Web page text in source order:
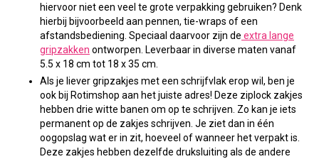
hiervoor niet een veel te grote verpakking gebruiken? Denk
hierbij bijvoorbeeld aan pennen, tie-wraps of een
afstandsbediening. Speciaal daarvoor zijn de extra lange
gripzakken ontworpen. Leverbaar in diverse maten vanaf
5.5 x 18 cm tot 18 x 35 cm.
Als je lievergripzakjes met een schrijfvlakerop wil, ben je
ook bij Rotimshop aan het juiste adres! Deze ziplock zakjes
hebben drie witte banen om op te schrijven. Zo kan je iets
permanent op de zakjes schrijven. Je ziet dan in één
oogopslag wat er in zit, hoeveel of wanneer het verpakt is.
Deze zakjes hebben dezelfde druksluiting als de andere